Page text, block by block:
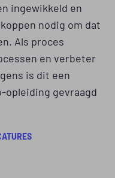
ingewikkeld en
nodig om dat
Als proces
en verbeter
is dit een
opleiding gevraagd